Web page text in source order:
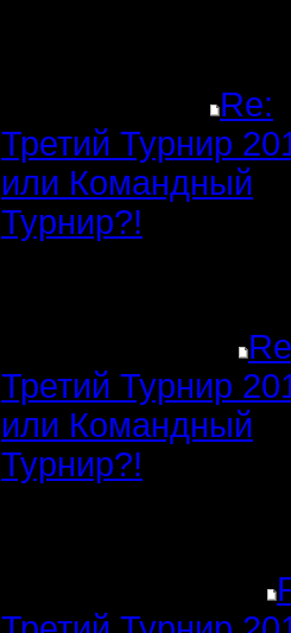
Re:
Третий Турнир
или Командный
Турнир?!
Третий Турнир
или Командный
Турнир?!